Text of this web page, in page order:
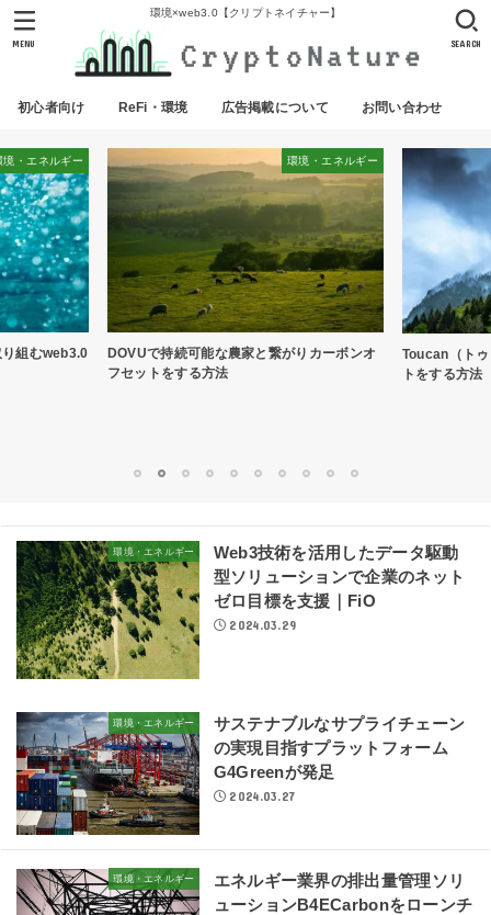
環境×web3.0【クリプトネイチャー】
初心者向け ReFi・環境 広告掲載について お問い合わせ
SEARCH
MENU
境・エネルギー
組むweb3.0
環境・エネルギー
DOVUで持続可能な農家と繋がりカーボンオ
フセットをする方法
Toucan（ト
トをする方法
環境・エネルギー
Web3技術を活用したデータ駆動
型ソリューションで企業のネット
ゼロ目標を支援｜FiO
2024.03.29
環境・エネルギー
サステナブルなサプライチェーン
の実現目指すプラットフォーム
G4Greenが発足
2024.03.27
環境・エネルギー
エネルギー業界の排出量管理ソリ
ューションB4ECarbonをローンチ